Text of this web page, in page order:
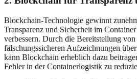
Blockchain-Technologie gewinnt
Transparenz und Sicherheit im
verbessern. Durch die Bereitstellung von
fälschungssicheren Aufzeichnungen
kann Blockchain erheblich dazu
Fehler in der Containerlogistik zu